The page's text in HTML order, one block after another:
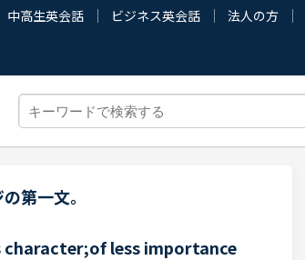
中高生英会話 ビジネス英会話 法人の方
第一文。
less importance